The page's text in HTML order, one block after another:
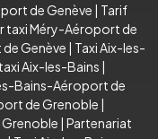
de Genève | Tarif
taxi Méry-Aéroport de
Genève | Taxi Aix-les-
Aix-les-Bains |
Bains-Aéroport de
de Grenoble |
| Partenariat